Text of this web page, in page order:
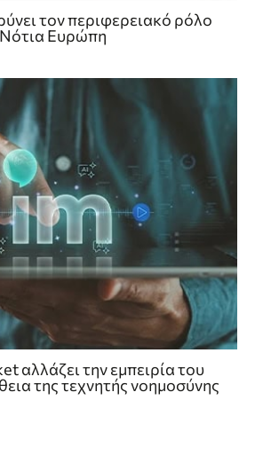
τον περιφερειακό ρόλο
Ευρώπη
αλλάζει την εμπειρία του
της τεχνητής νοημοσύνης